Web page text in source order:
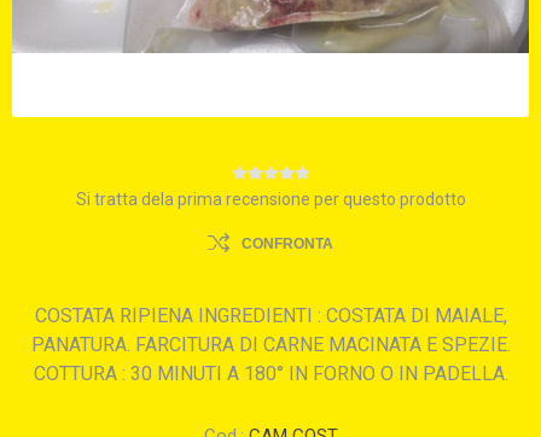
Si tratta dela prima recensione per questo prodotto
CONFRONTA
COSTATA RIPIENA INGREDIENTI : COSTATA DI MAIALE,
PANATURA. FARCITURA DI CARNE MACINATA E SPEZIE.
COTTURA : 30 MINUTI A 180° IN FORNO O IN PADELLA.